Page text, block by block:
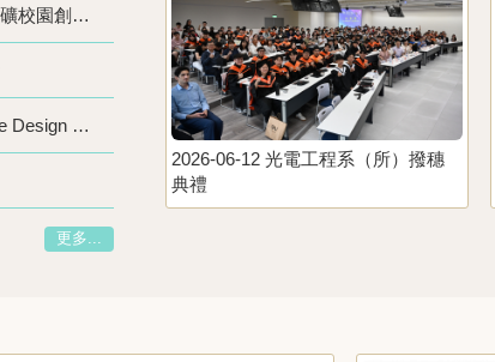
恭喜陳隆建老師指導許桓愷、游善閔、石育彰同學，參加第二屆鈣鈦礦校園創意競賽，榮獲人氣獎
恭喜鄭鈺潔老師指導石育彰學生參加2026光學設計達人賽，以Inverse Design of a Single-Layer TiO2 Metasurface Color Router for RGB and Near-Infrared Light為題目，榮獲第二名。
更多...
2026-06-12 光電工程系（所）撥穗
典禮